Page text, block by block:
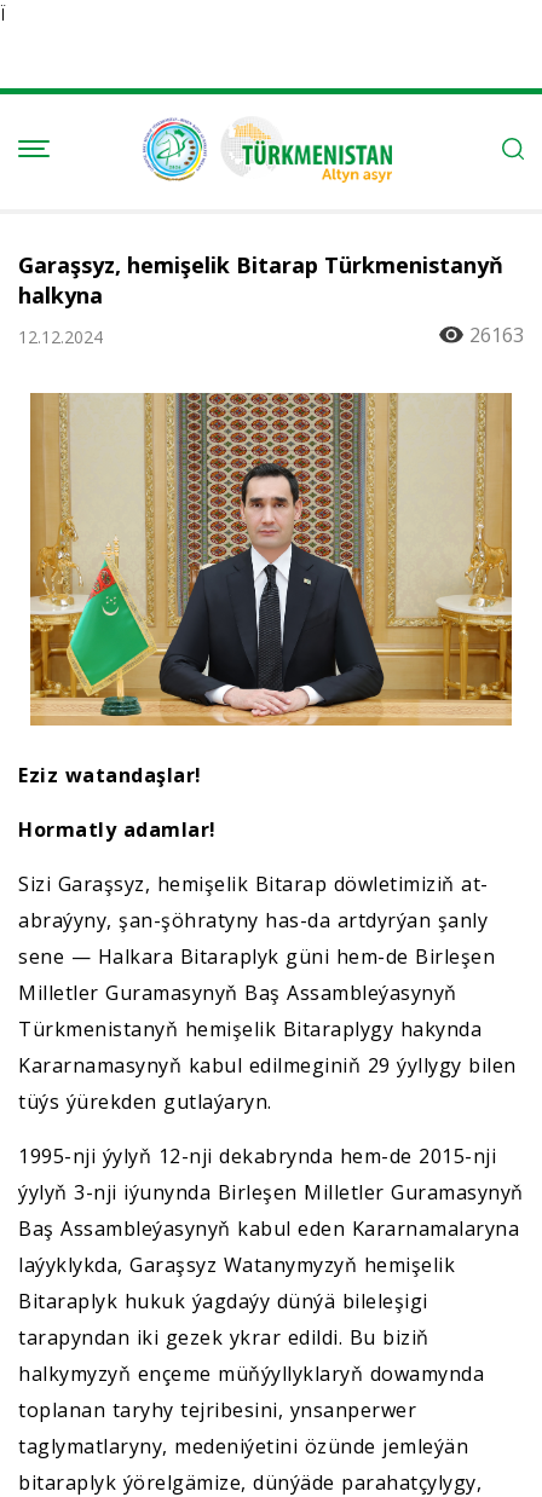
Ï
Garaşsyz, hemişelik Bitarap Türkmenistanyň
halkyna
12.12.2024 26163
Eziz watandaşlar!
Hormatly adamlar!
Sizi Garaşsyz, hemişelik Bitarap döwletimiziň at-
abraýyny, şan-şöhratyny has-da artdyrýan şanly
sene — Halkara Bitaraplyk güni hem-de Birleşen
Milletler Guramasynyň Baş Assambleýasynyň
Türkmenistanyň hemişelik Bitaraplygy hakynda
Kararnamasynyň kabul edilmeginiň 29 ýyllygy bilen
tüýs ýürekden gutlaýaryn.
1995-nji ýylyň 12-nji dekabrynda hem-de 2015-nji
ýylyň 3-nji iýunynda Birleşen Milletler Guramasynyň
Baş Assambleýasynyň kabul eden Kararnamalaryna
laýyklykda, Garaşsyz Watanymyzyň hemişelik
Bitaraplyk hukuk ýagdaýy dünýä bileleşigi
tarapyndan iki gezek ykrar edildi. Bu biziň
halkymyzyň ençeme müňýyllyklaryň dowamynda
toplanan taryhy tejribesini, ynsanperwer
taglymatlaryny, medeniýetini özünde jemleýän
bitaraplyk ýörelgämize, dünýäde parahatçylygy,